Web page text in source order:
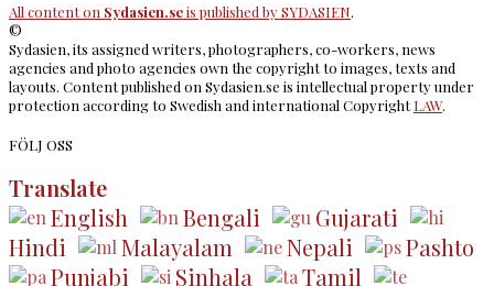
All content on Sydasien.seis published bySYDASIEN.
©
Sydasien, its assigned writers, photographers, co-workers, news
agencies and photo agencies own the copyright to images, texts and
layouts. Content published on Sydasien.se is intellectual property under
protection according to Swedish and international CopyrightLAW.
FÖLJ OSS
Translate
English
Bengali
Gujarati
Hindi
Malayalam Nepali
Pashto
Punjabi
Sinhala
Tamil